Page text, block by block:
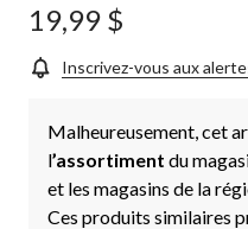
19,99 $
Inscrivez-vous aux
Malheureusement, cet
l’assortiment du
et les magasins de la
Ces produits similaires